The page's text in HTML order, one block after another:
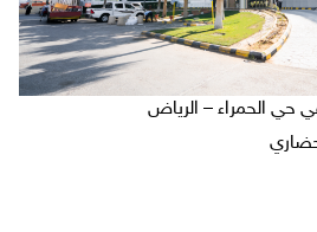
الحمراء – الرياض